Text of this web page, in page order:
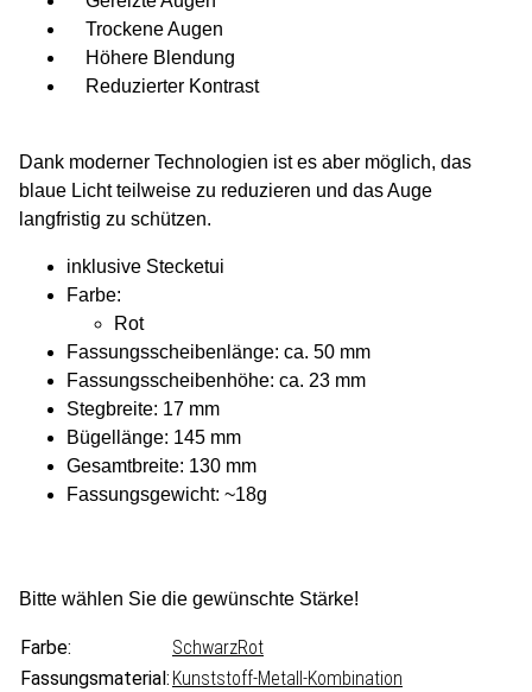
Trockene Augen
Höhere Blendung
Reduzierter Kontrast
Dank moderner Technologien ist es aber möglich, das
blaue Licht teilweise zu reduzieren und das Auge
langfristig zu schützen.
inklusive Stecketui
Farbe:
Rot
Fassungsscheibenlänge: ca. 50 mm
Fassungsscheibenhöhe: ca. 23 mm
Stegbreite: 17 mm
Bügellänge: 145 mm
Gesamtbreite: 130 mm
Fassungsgewicht: ~18g
Bitte wählen Sie die gewünschte Stärke!
Farbe: SchwarzRot
Fassungsmaterial: Kunststoff-Metall-Kombination